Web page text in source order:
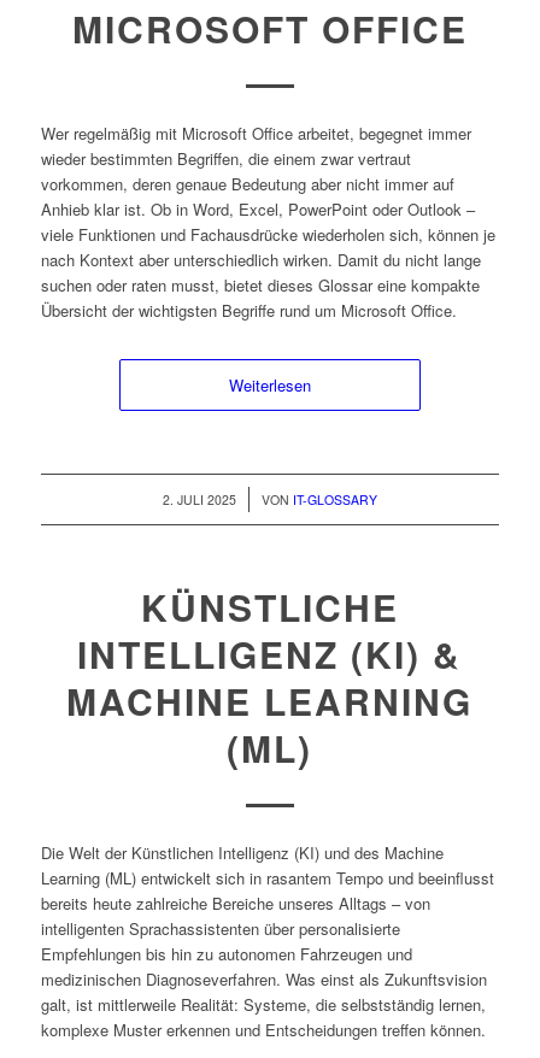
MICROSOFT OFFICE
Wer regelmäßig mit Microsoft Office arbeitet, begegnet immer
wieder bestimmten Begriffen, die einem zwar vertraut
vorkommen, deren genaue Bedeutung aber nicht immer auf
Anhieb klar ist. Ob in Word, Excel, PowerPoint oder Outlook –
viele Funktionen und Fachausdrücke wiederholen sich, können je
nach Kontext aber unterschiedlich wirken. Damit du nicht lange
suchen oder raten musst, bietet dieses Glossar eine kompakte
Übersicht der wichtigsten Begriffe rund um Microsoft Office.
Weiterlesen
2. JULI 2025 VON IT-GLOSSARY
KÜNSTLICHE
INTELLIGENZ (KI) &
MACHINE LEARNING
(ML)
Die Welt der Künstlichen Intelligenz (KI) und des Machine
Learning (ML) entwickelt sich in rasantem Tempo und beeinflusst
bereits heute zahlreiche Bereiche unseres Alltags – von
intelligenten Sprachassistenten über personalisierte
Empfehlungen bis hin zu autonomen Fahrzeugen und
medizinischen Diagnoseverfahren. Was einst als Zukunftsvision
galt, ist mittlerweile Realität: Systeme, die selbstständig lernen,
komplexe Muster erkennen und Entscheidungen treffen können.